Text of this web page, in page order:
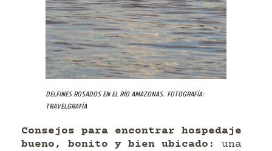
Delfines rosados en el Río Amazonas. Fotografía:
Travelgrafía
Consejos para encontrar hospedaje
bueno, bonito y bien ubicado : una